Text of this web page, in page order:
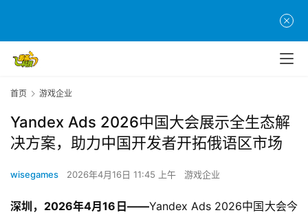
首页 游戏企业
Yandex Ads 2026中国大会展示全生态解
决方案，助力中国开发者开拓俄语区市场
wisegames 2026年4月16日 11:45 上午 游戏企业
深圳，2026年4月16日——Yandex Ads 2026中国大会今